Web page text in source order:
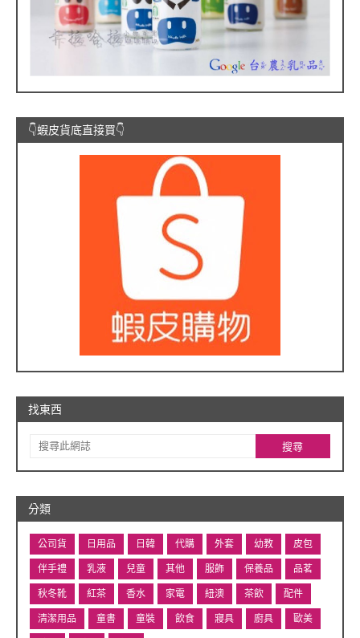
👇蝦皮貨底直接買👇
找東西
分類
公司貨 日用品 日韓 代購 外套 幼教 皮包
伴手禮 乳液 兒童 其他 服飾 保養品 品茗
秋冬靴 紅茶 香水 家電 紐澳 茶飲 配件
清潔用品 童書 童裝 飲食 寢具 廚具 歐美